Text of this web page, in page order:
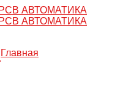
Главная